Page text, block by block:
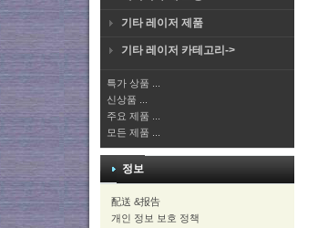
기타 레이저 제품
기타 레이저 카테고리->
특가 상품 ...
신상품 ...
주요 제품 ...
모든 제품 ...
정보
配送 &报告
개인 정보 보호 정책